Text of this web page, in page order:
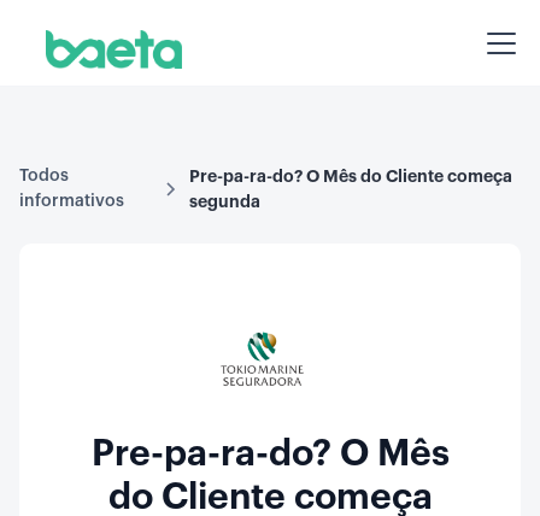
Todos
informativos
Pre-pa-ra-do? O Mês do Cliente começa
segunda
Pre-pa-ra-do? O Mês
do Cliente começa